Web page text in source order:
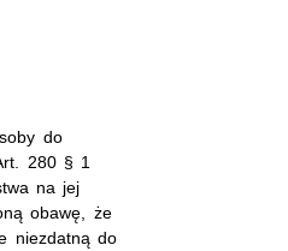
do
280 § 1
na jej
obawę, że
niezdatną do